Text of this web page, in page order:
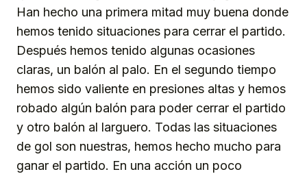
Han hecho una primera mitad muy buena donde
hemos tenido situaciones para cerrar el partido.
Después hemos tenido algunas ocasiones
claras, un balón al palo. En el segundo tiempo
hemos sido valiente en presiones altas y hemos
robado algún balón para poder cerrar el partido
y otro balón al larguero. Todas las situaciones
de gol son nuestras, hemos hecho mucho para
ganar el partido. En una acción un poco